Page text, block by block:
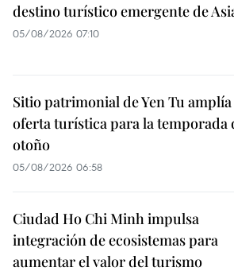
destino turístico emergente de
05/08/2026 07:10
Sitio patrimonial de Yen Tu amplía
oferta turística para la temporada
otoño
05/08/2026 06:58
Ciudad Ho Chi Minh impulsa
integración de ecosistemas para
aumentar el valor del turismo